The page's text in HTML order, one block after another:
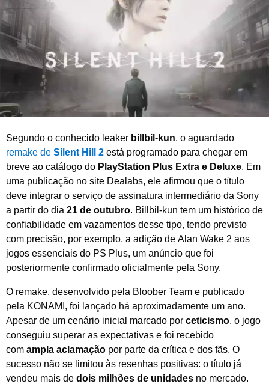
2
0
Segundo o conhecido leaker billbil-kun, o aguardado
remake de Silent Hill 2 está programado para chegar em
breve ao catálogo do PlayStation Plus Extra e Deluxe. Em
uma publicação no site Dealabs, ele afirmou que o título
deve integrar o serviço de assinatura intermediário da Sony
a partir do dia 21 de outubro. Billbil-kun tem um histórico de
confiabilidade em vazamentos desse tipo, tendo previsto
com precisão, por exemplo, a adição de Alan Wake 2 aos
jogos essenciais do PS Plus, um anúncio que foi
posteriormente confirmado oficialmente pela Sony.
O remake, desenvolvido pela Bloober Team e publicado
pela KONAMI, foi lançado há aproximadamente um ano.
Apesar de um cenário inicial marcado por ceticismo, o jogo
conseguiu superar as expectativas e foi recebido
com ampla aclamação por parte da crítica e dos fãs. O
sucesso não se limitou às resenhas positivas: o título já
vendeu mais de dois milhões de unidades no mercado.